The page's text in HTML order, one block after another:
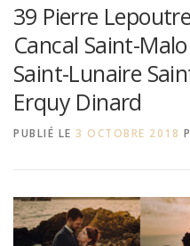
39 Pierre
Cancal Saint-
Saint-Lunaire
Erquy Dinard
PUBLIÉ LE 3 OCTOBRE 2018